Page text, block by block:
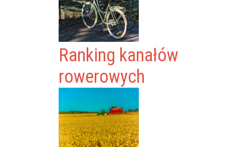
Ranking kanałów
rowerowych